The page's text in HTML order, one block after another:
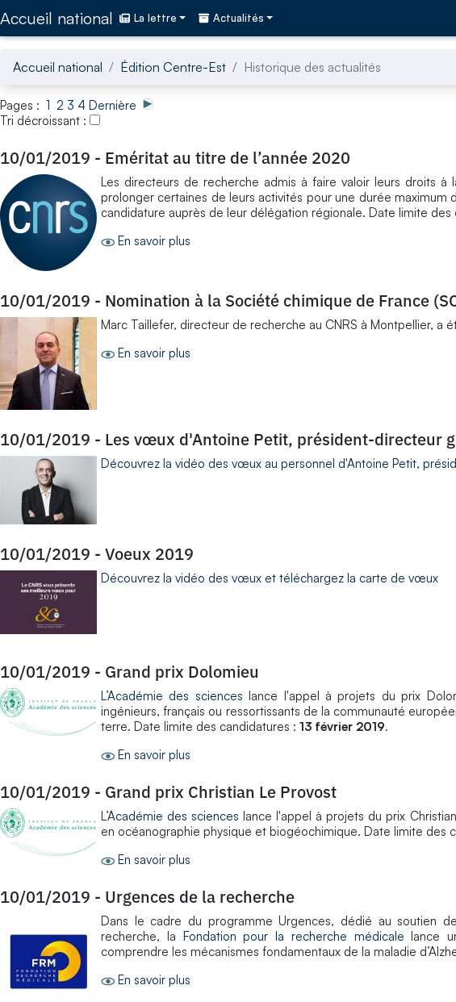
Accueil national La lettre Actualités
Accueil national Édition Centre-Est Historique des actualités
Pages : 1 2 3 4 Dernière
Tri décroissant :
10/01/2019 - Eméritat au titre de l’année 2020
Les directeurs de recherche admis à faire valoir leurs droits à
prolonger certaines de leurs activités pour une durée
candidature auprès de leur délégation régionale. Date limite des
En savoir plus
10/01/2019 - Nomination à la Société chimique de France
Marc Taillefer, directeur de recherche au CNRS à Montpellier, a
En savoir plus
10/01/2019 - Les vœux d'Antoine Petit, président-directeur
Découvrez la vidéo des vœux au personnel d'Antoine Petit,
10/01/2019 - Voeux 2019
Découvrez la vidéo des vœux et téléchargez la carte de vœux
10/01/2019 - Grand prix Dolomieu
L’Académie des sciences lance l'appel à projets du prix
ingénieurs, français ou ressortissants de la communauté
terre. Date limite des candidatures : 13 février 2019.
En savoir plus
10/01/2019 - Grand prix Christian Le Provost
L’Académie des sciences lance l'appel à projets du prix
en océanographie physique et biogéochimique. Date limite des
En savoir plus
10/01/2019 - Urgences de la recherche
Dans le cadre du programme Urgences, dédié au soutien
recherche, la
Fondation pour la recherche médicale lance
comprendre les mécanismes fondamentaux de la maladie
En savoir plus